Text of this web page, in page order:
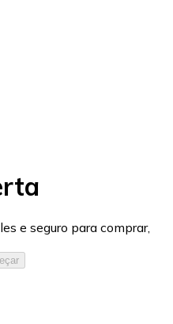
e seguro para comprar,